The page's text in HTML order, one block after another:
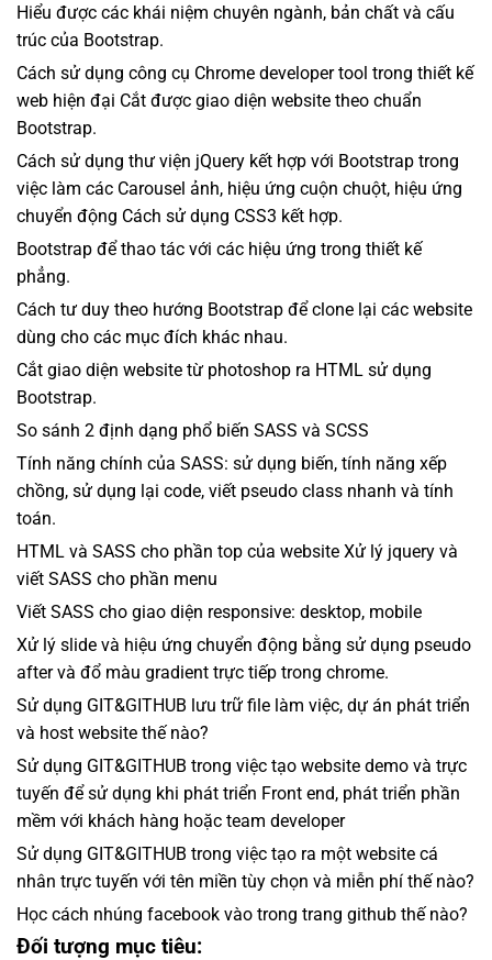
Hiểu được các khái niệm chuyên ngành, bản chất và cấu
trúc của Bootstrap.
Cách sử dụng công cụ Chrome developer tool trong thiết kế
web hiện đại Cắt được giao diện website theo chuẩn
Bootstrap.
Cách sử dụng thư viện jQuery kết hợp với Bootstrap trong
việc làm các Carousel ảnh, hiệu ứng cuộn chuột, hiệu ứng
chuyển động Cách sử dụng CSS3 kết hợp.
Bootstrap để thao tác với các hiệu ứng trong thiết kế
phẳng.
Cách tư duy theo hướng Bootstrap để clone lại các website
dùng cho các mục đích khác nhau.
Cắt giao diện website từ photoshop ra HTML sử dụng
Bootstrap.
So sánh 2 định dạng phổ biến SASS và SCSS
Tính năng chính của SASS: sử dụng biến, tính năng xếp
chồng, sử dụng lại code, viết pseudo class nhanh và tính
toán.
HTML và SASS cho phần top của website Xử lý jquery và
viết SASS cho phần menu
Viết SASS cho giao diện responsive: desktop, mobile
Xử lý slide và hiệu ứng chuyển động bằng sử dụng pseudo
after và đổ màu gradient trực tiếp trong chrome.
Sử dụng GIT&GITHUB lưu trữ file làm việc, dự án phát triển
và host website thế nào?
Sử dụng GIT&GITHUB trong việc tạo website demo và trực
tuyến để sử dụng khi phát triển Front end, phát triển phần
mềm với khách hàng hoặc team developer
Sử dụng GIT&GITHUB trong việc tạo ra một website cá
nhân trực tuyến với tên miền tùy chọn và miễn phí thế nào?
Học cách nhúng facebook vào trong trang github thế nào?
Đối tượng mục tiêu: